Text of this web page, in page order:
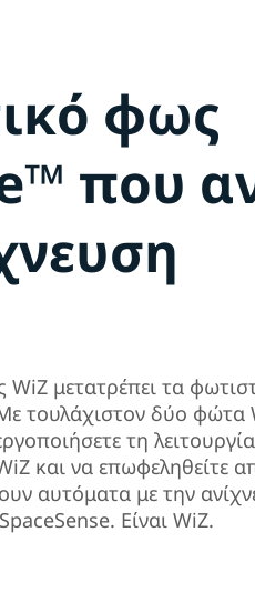
φως
που
WiZ μετατρέπει τα
τουλάχιστον δύο φώτα
τη λειτουργία
και να επωφεληθείτε
αυτόματα με την
Είναι WiZ.